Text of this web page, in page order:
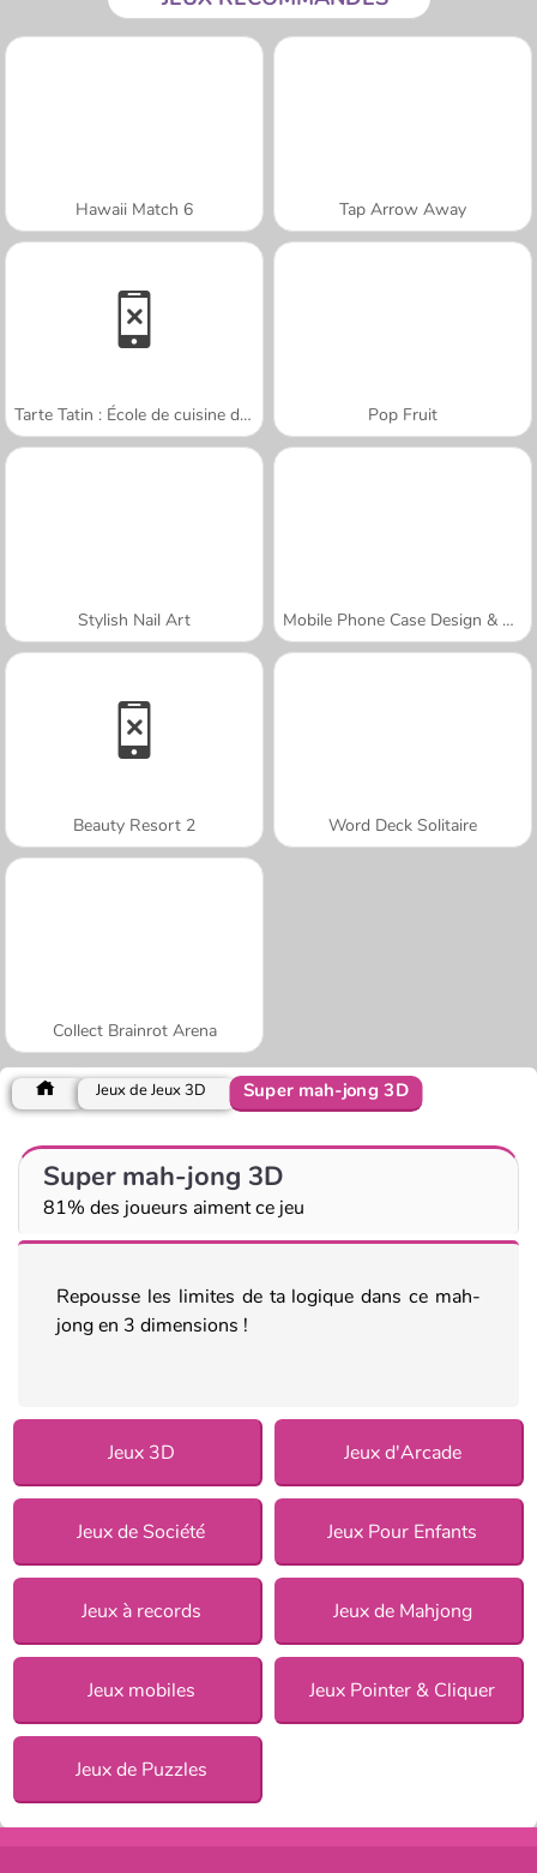
Hawaii Match 6 Tap Arrow Away
Tarte Tatin : École de cuisine de Sara Pop Fruit
Stylish Nail Art Mobile Phone Case Design & DIY
Beauty Resort 2 Word Deck Solitaire
Collect Brainrot Arena
Jeux de Jeux 3D Super mah-jong 3D
Super mah-jong 3D
81% des joueurs aiment ce jeu
Repousse les limites de ta logique dans ce mah-
jong en 3 dimensions !
Jeux 3D Jeux d'Arcade
Jeux de Société Jeux Pour Enfants
Jeux à records Jeux de Mahjong
Jeux mobiles Jeux Pointer & Cliquer
Jeux de Puzzles